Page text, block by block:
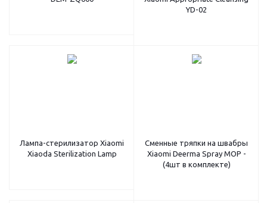
YD-02
Лампа-стерилизатор Xiaomi
Xiaoda Sterilization Lamp
Сменные тряпки на швабры
Xiaomi Deerma Spray MOP -
(4шт в комплекте)